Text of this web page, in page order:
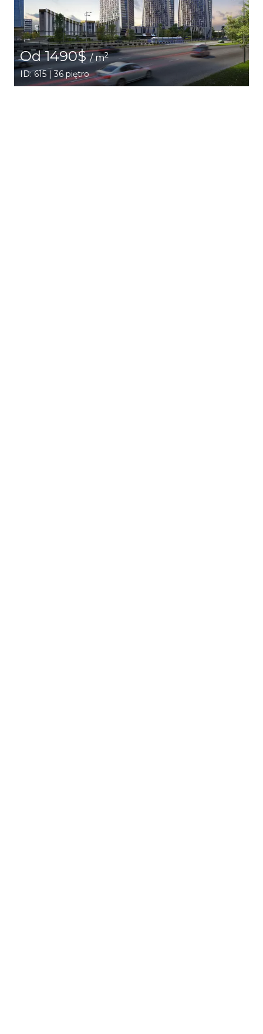
Od 1490$/ m2
ID: 615 | 36 piętro